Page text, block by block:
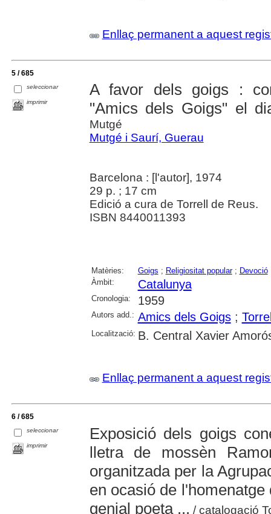
Enllaç permanent a aquest
5 / 685
seleccionar
imprimir
A favor dels goigs :
"Amics dels Goigs" el
Mutgé
Mutgé i Saurí, Guerau
Barcelona : [l'autor], 1974
29 p. ; 17 cm
Edició a cura de Torrell de Reus.
ISBN 8440011393
Matèries: Goigs ; Religiositat popular; Devoció
Àmbit:
Catalunya
Cronologia: 1959
Autors add.: Amics dels Goigs;
Localització: B. Central Xavier
Enllaç permanent a aquest
6 / 685
seleccionar
imprimir
Exposició dels goigs
lletra de mossèn
organitzada per la
en ocasió de
genial poeta ... / catalogació